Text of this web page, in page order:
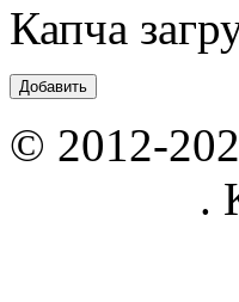
Капча
© 2012-
.